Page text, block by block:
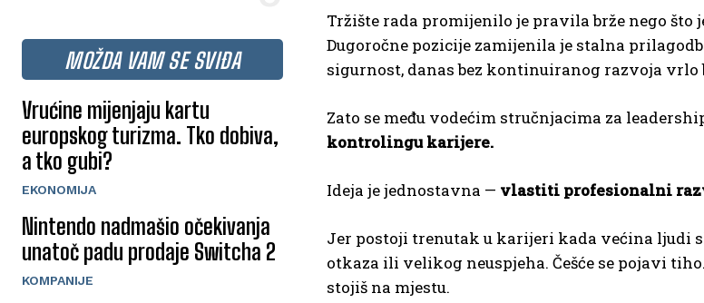
MOŽDA VAM SE SVIĐA
Vrućine mijenjaju kartu
europskog turizma. Tko dobiva,
a tko gubi?
EKONOMIJA
Nintendo nadmašio očekivanja
unatoč padu prodaje Switcha 2
KOMPANIJE
Tržište rada promijenilo je pravila brže nego
Dugoročne pozicije zamijenila je stalna
sigurnost, danas bez kontinuiranog razvoja
Zato se među vodećim stručnjacima za
kontrolingu karijere.
Ideja je jednostavna — vlastiti profesionalni
Jer postoji trenutak u karijeri kada većina ljudi
otkaza ili velikog neuspjeha. Češće se pojavi
stojiš na mjestu.